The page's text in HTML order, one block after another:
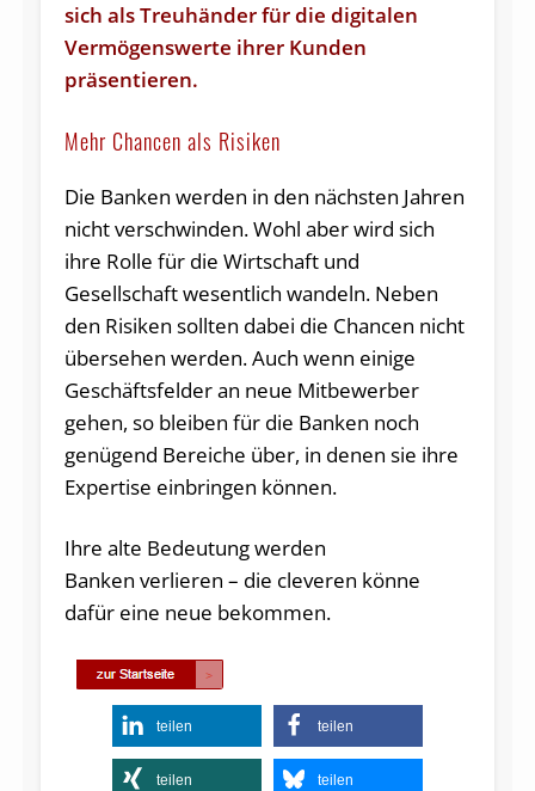
sich als Treuhänder für die digitalen
Vermögenswerte ihrer Kunden
präsentieren.
Mehr Chancen als Risiken
Die Banken werden in den nächsten Jahren
nicht verschwinden. Wohl aber wird sich
ihre Rolle für die Wirtschaft und
Gesellschaft wesentlich wandeln. Neben
den Risiken sollten dabei die Chancen nicht
übersehen werden. Auch wenn einige
Geschäftsfelder an neue Mitbewerber
gehen, so bleiben für die Banken noch
genügend Bereiche über, in denen sie ihre
Expertise einbringen können.
Ihre alte Bedeutung werden
Banken verlieren – die cleveren könne
dafür eine neue bekommen.
teilen teilen
teilen teilen